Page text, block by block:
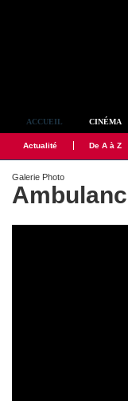
ACCUEIL CINÉMA
Actualité De A à Z
Galerie Photo